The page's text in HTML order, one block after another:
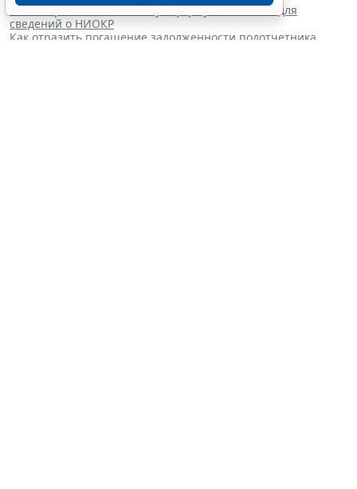
Росстат решил ввести новую форму отчетности для
сведений о НИОКР
Как отразить погашение задолженности подотчетника